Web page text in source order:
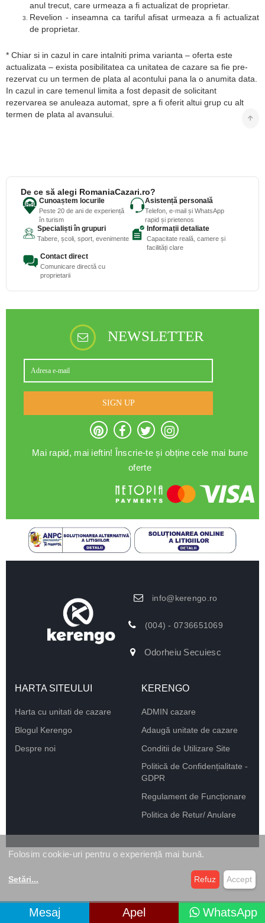
anul trecut, care urmeaza a fi actualizat de proprietar.
Revelion - inseamna ca tariful afisat urmeaza a fi actualizat
de proprietar.
* Chiar si in cazul in care intalniti prima varianta – oferta este
actualizata – exista posibilitatea ca unitatea de cazare sa fie pre-
rezervat cu un termen de plata al acontului pana la o anumita data.
In cazul in care temenul limita a fost depasit de solicitant
rezervarea se anuleaza automat, spre a fi oferit altui grup cu alt
termen de plata al avansului.
Mesaj Apel WhatsApp
De ce să alegi RomaniaCazari.ro?
Cunoaștem locurile
Peste 20 de ani de experiență
în turism
Asistență personală
Telefon, e-mail și WhatsApp
rapid și prietenos
Specialiști în grupuri
Tabere, școli, sport, evenimente
Informații detaliate
Capacitate reală, camere și
facilități clare
Contact direct
Comunicare directă cu
proprietarii
NEWSLETTER
SIGN UP
Mai rapid, mai ieftin! Înscrie-te și obține cele mai bune
oferte
info@kerengo.ro
(004) - 0736651069
Odorheiu Secuiesc
HARTA SITEULUI
Harta cu unitati de cazare
Blogul Kerengo
Despre noi
KERENGO
ADMIN cazare
Adaugă unitate de cazare
Conditii de Utilizare Site
Politică de Confidențialitate -
GDPR
Regulament de Funcționare
Politica de Retur/ Anulare
Folosim cookie-uri pentru o experiență mai bună.
Setări... Refuz Accept